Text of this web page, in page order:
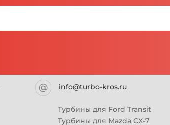
info@turbo-kros.ru
Турбины для Ford Transit
Турбины для Mazda CX-7